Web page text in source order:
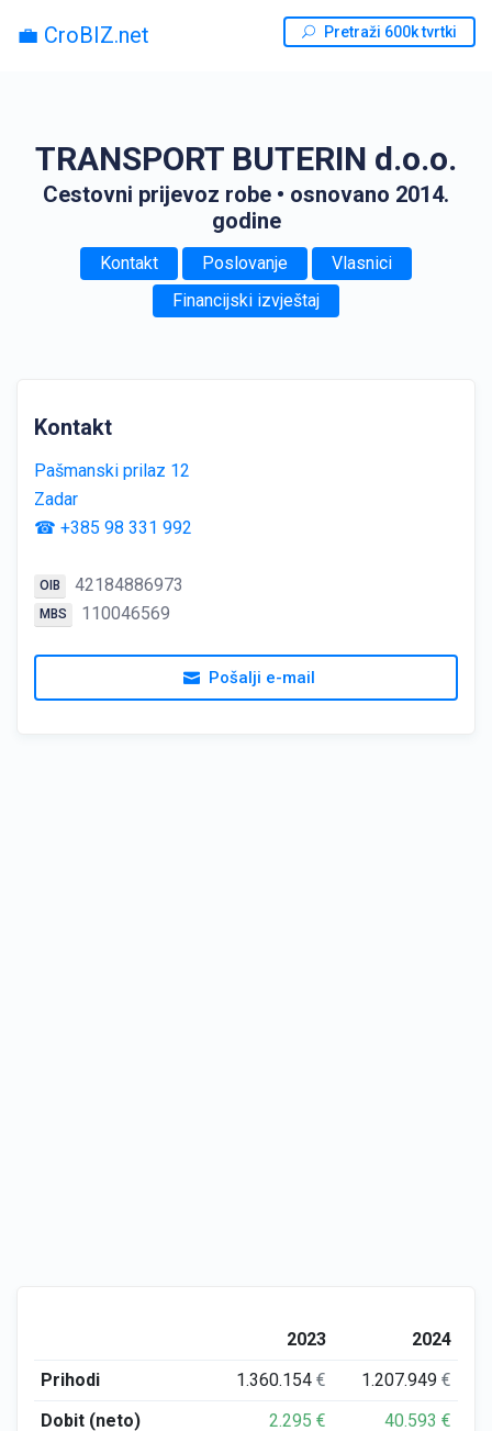
💼 CroBIZ.net Pretraži 600k tvrtki
TRANSPORT BUTERIN d.o.o.
Cestovni prijevoz robe • osnovano 2014.
godine
Kontakt Poslovanje
Vlasnici
Financijski izvještaj
Kontakt
Pašmanski prilaz 12
Zadar
☎ +385 98 331 992
OIB 42184886973
MBS 110046569
Pošalji e-mail
2023
2024
Prihodi
1.360.154€ 1.207.949€
Dobit (neto)
2.295€ 40.593€